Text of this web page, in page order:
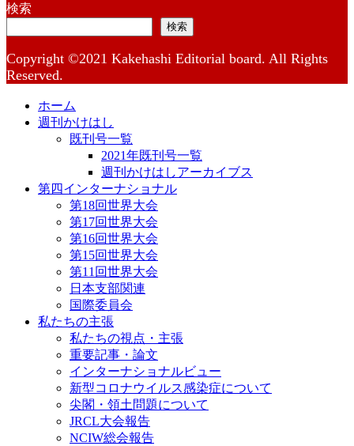
検索
検索
Copyright ©2021 Kakehashi Editorial board. All Rights
Reserved.
ホーム
週刊かけはし
既刊号一覧
2021年既刊号一覧
週刊かけはしアーカイブス
第四インターナショナル
第18回世界大会
第17回世界大会
第16回世界大会
第15回世界大会
第11回世界大会
日本支部関連
国際委員会
私たちの主張
私たちの視点・主張
重要記事・論文
インターナショナルビュー
新型コロナウイルス感染症について
尖閣・領土問題について
JRCL大会報告
NCIW総会報告